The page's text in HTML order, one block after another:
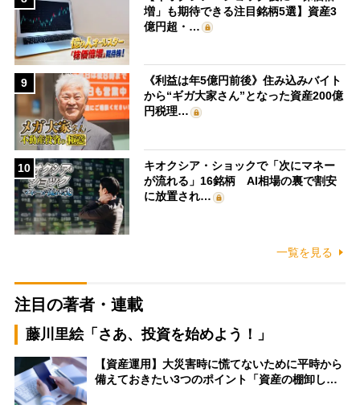
増」も期待できる注目銘柄5選】資産3
億円超・…
9
《利益は年5億円前後》住み込みバイト
から“ギガ大家さん”となった資産200億
円税理…
10
キオクシア・ショックで「次にマネー
が流れる」16銘柄 AI相場の裏で割安
に放置され…
一覧を見る
注目の著者・連載
藤川里絵「さあ、投資を始めよう！」
【資産運用】大災害時に慌てないために平時から
備えておきたい3つのポイント「資産の棚卸し…